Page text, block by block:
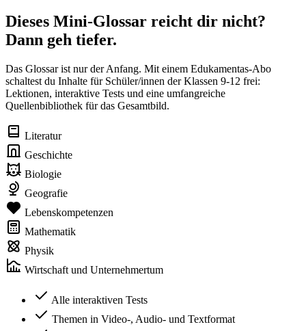
Dieses Mini-Glossar reicht dir nicht?
Dann geh tiefer.
Das Glossar ist nur der Anfang. Mit einem Edukamentas-Abo
schaltest du Inhalte für Schüler/innen der Klassen 9-12 frei:
Lektionen, interaktive Tests und eine umfangreiche
Quellenbibliothek für das Gesamtbild.
Literatur
Geschichte
Biologie
Geografie
Lebenskompetenzen
Mathematik
Physik
Wirtschaft und Unternehmertum
Alle interaktiven Tests
Themen in Video-, Audio- und Textformat